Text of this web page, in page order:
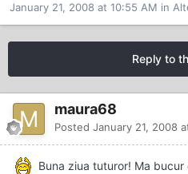
January 21, 2008 at 10:55 AM in
Reply to
maura68
Posted January 21, 2008
Buna ziua tuturor! Ma